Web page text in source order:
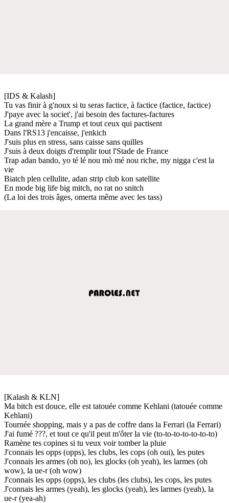
[IDS & Kalash]
Tu vas finir à g'noux si tu seras factice, à factice (factice, factice)
J'paye avec la societ', j'ai besoin des factures-factures
La grand mère a Trump et tout ceux qui pactisent
Dans l'RS13 j'encaisse, j'enkich
J'suis plus en stress, sans caisse sans quilles
J'suis à deux doigts d'remplir tout l'Stade de France
Trap adan bando, yo té lé nou mò mé nou riche, my nigga c'est la
vie
Biatch plen cellulite, adan strip club kon satellite
En mode big life big mitch, no rat no snitch
(La loi des trois âges, omerta même avec les tass)
[Kalash & KLN]
Ma bitch est douce, elle est tatouée comme Kehlani (tatouée comme
Kehlani)
Tournée shopping, mais y a pas de coffre dans la Ferrari (la Ferrari)
J'ai fumé ???, et tout ce qu'il peut m'ôter la vie (to-to-to-to-to-to-to)
Ramène tes copines si tu veux voir tomber la pluie
J'connais les opps (opps), les clubs, les cops (oh oui), les putes
J'connais les armes (oh no), les glocks (oh yeah), les larmes (oh
wow), la ue-r (oh wow)
J'connais les opps (opps), les clubs (les clubs), les cops, les putes
J'connais les armes (yeah), les glocks (yeah), les larmes (yeah), la
ue-r (yea-ah)